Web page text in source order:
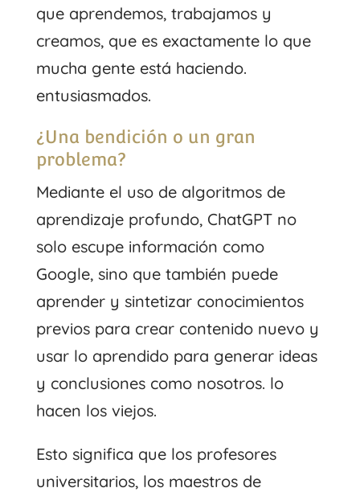
que aprendemos, trabajamos y
creamos, que es exactamente lo que
mucha gente está haciendo.
entusiasmados.
¿Una bendición o un gran
problema?
Mediante el uso de algoritmos de
aprendizaje profundo, ChatGPT no
solo escupe información como
Google, sino que también puede
aprender y sintetizar conocimientos
previos para crear contenido nuevo y
usar lo aprendido para generar ideas
y conclusiones como nosotros. lo
hacen los viejos.
Esto significa que los profesores
universitarios, los maestros de